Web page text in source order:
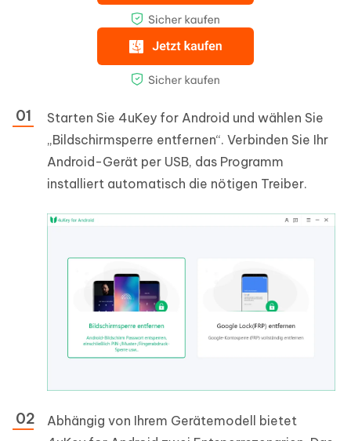
Starten Sie 4uKey for Android und wählen Sie
„Bildschirmsperre entfernen“. Verbinden Sie Ihr
Android-Gerät per USB, das Programm
installiert automatisch die nötigen Treiber.
Abhängig von Ihrem Gerätemodell bietet